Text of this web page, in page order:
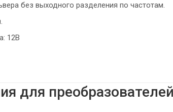
без выходного разделения по частотам.
12B
для